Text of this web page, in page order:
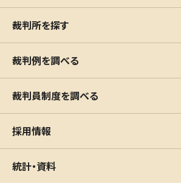
裁判所を探す
裁判例を調べる
裁判員制度を調べる
採用情報
統計・資料